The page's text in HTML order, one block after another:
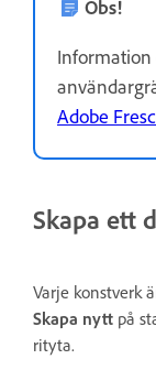
Obs!
Information
Adobe
Skapa ett
Varje konstverk
Skapa nytt på
rityta.